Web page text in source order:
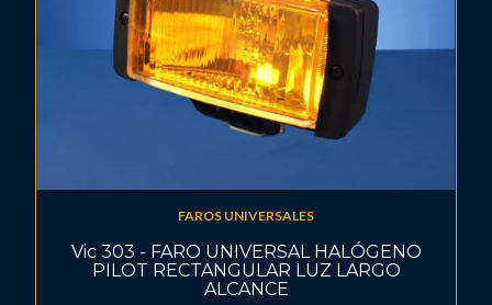
FAROS UNIVERSALES
Vic 303 - FARO UNIVERSAL HALÓGENO
PILOT RECTANGULAR LUZ LARGO
ALCANCE